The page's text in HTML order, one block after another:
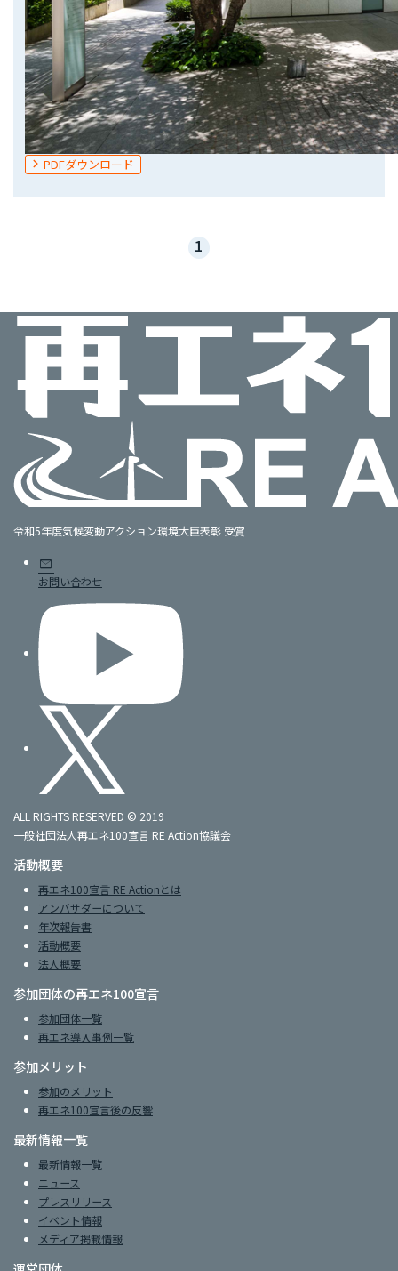
PDFダウンロード
1
令和5年度気候変動アクション環境大臣表彰 受賞
mail
お問い合わせ
ALL RIGHTS RESERVED © 2019
一般社団法人再エネ100宣言 RE Action協議会
活動概要
再エネ100宣言 RE Actionとは
アンバサダーについて
年次報告書
活動概要
法人概要
参加団体の再エネ100宣言
参加団体一覧
再エネ導入事例一覧
参加メリット
参加のメリット
再エネ100宣言後の反響
最新情報一覧
最新情報一覧
ニュース
プレスリリース
イベント情報
メディア掲載情報